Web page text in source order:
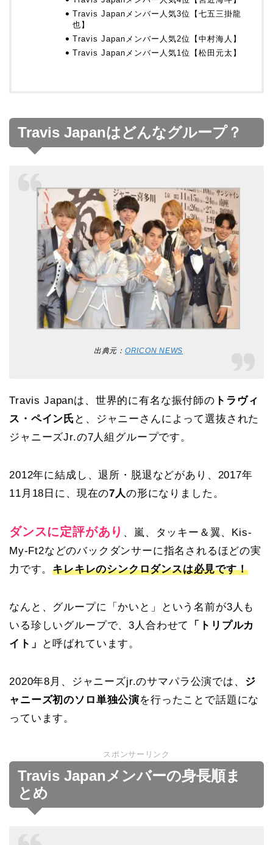
Travis Japanメンバー人気3位【七五三掛龍
也】
Travis Japanメンバー人気2位【中村海人】
Travis Japanメンバー人気1位【松田元太】
Travis Japanはどんなグループ？
出典元： ORICON NEWS
Travis Japanは、世界的に有名な振付師の トラヴィ
ス・ペイン氏 と、ジャニーさんによって選抜された
ジャニーズJr.の7人組グループです。
2012年に結成し、退所・脱退などがあり、2017年
11月18日に、現在の7人の形になりました。
ダンスに定評があり 、
嵐、タッキー＆翼、Kis-
My-Ft2などのバックダンサーに指名されるほどの実
力です。キレキレのシンクロダンスは必見です！
なんと、グループに「かいと」という名前が3人も
いる珍しいグループで、3人合わせて
「トリプルカ
イト」
と呼ばれています。
2020年8月、ジャニーズjr.のサマパラ公演では、 ジ
ャニーズ初のソロ単独公演を行ったことで話題にな
っています。
スポンサーリンク
Travis Japanメンバーの身長順ま
とめ